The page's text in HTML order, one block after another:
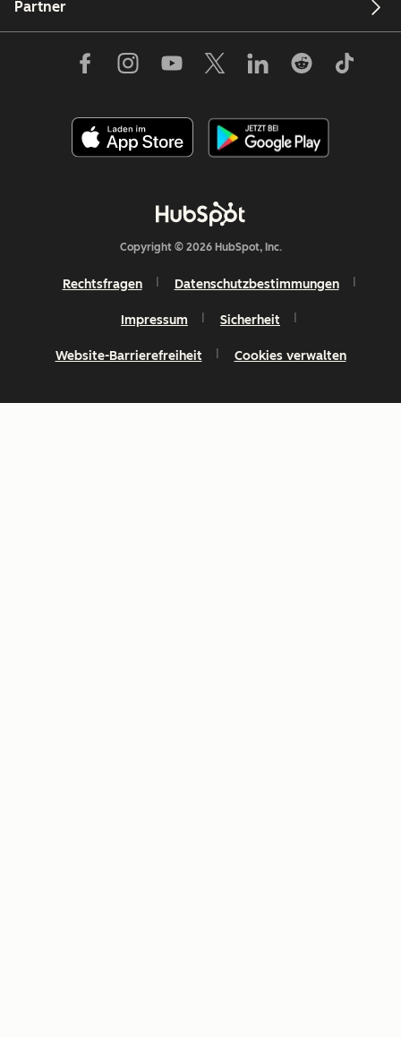
Partner
Copyright © 2026 HubSpot, Inc.
Rechtsfragen Datenschutzbestimmungen
Impressum Sicherheit
Website-Barrierefreiheit Cookies verwalten